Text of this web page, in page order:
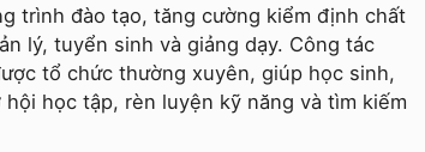
trình đào tạo, tăng cường kiểm định chất
lý, tuyển sinh và giảng dạy. Công tác
tổ chức thường xuyên, giúp học sinh,
học tập, rèn luyện kỹ năng và tìm kiếm